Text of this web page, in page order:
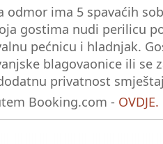
odmor ima 5 spavaćih
gostima nudi perilicu
pećnicu i hladnjak.
blagovaonice ili se
privatnost
Booking.com - OVDJE.